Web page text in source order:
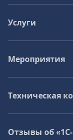
Услуги
Мероприятия
Техническая
Отзывы об